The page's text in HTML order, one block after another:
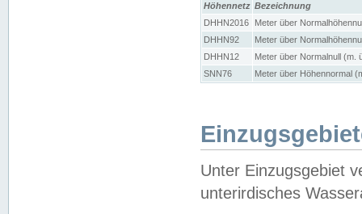
Höhennetz Bezeichnung
DHHN2016
Meter über
DHHN92
Meter über
DHHN12
Meter über Normalnull (m.
SNN76
Meter über Höhennormal
Unter Einzugsgebiet
unterirdisches